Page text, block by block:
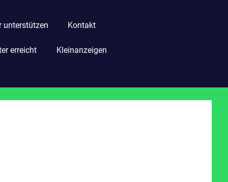
unterstützen Kontakt
erreicht Kleinanzeigen